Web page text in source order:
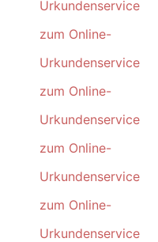
Urkundenservice
zum Online-
Urkundenservice
zum Online-
Urkundenservice
zum Online-
Urkundenservice
zum Online-
Urkundenservice